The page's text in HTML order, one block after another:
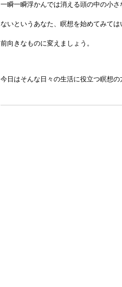
一瞬一瞬浮かんでは消える頭の中の小
ないというあなた、瞑想を始めてみて
前向きなものに変えましょう。
今日はそんな日々の生活に役立つ瞑想の